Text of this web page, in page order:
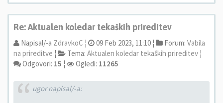
Re: Aktualen koledar tekaških prireditev
Napisal/-a ZdravkoC ¦ 09 Feb 2023, 11:10 ¦ Forum: Vabila
na prireditve ¦ Tema: Aktualen koledar tekaških prireditev ¦
Odgovori: 15 ¦ Ogledi: 11265
ugor napisal/-a: